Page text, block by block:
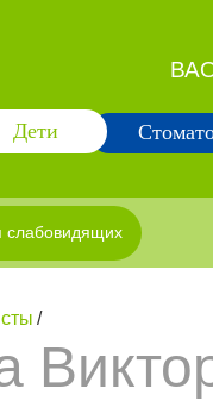
Дети
слабовидящих
/